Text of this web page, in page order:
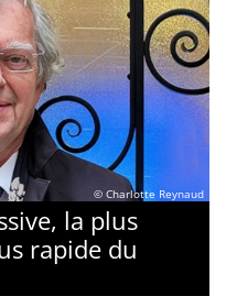
© Charlotte Reynaud
la plus
rapide du